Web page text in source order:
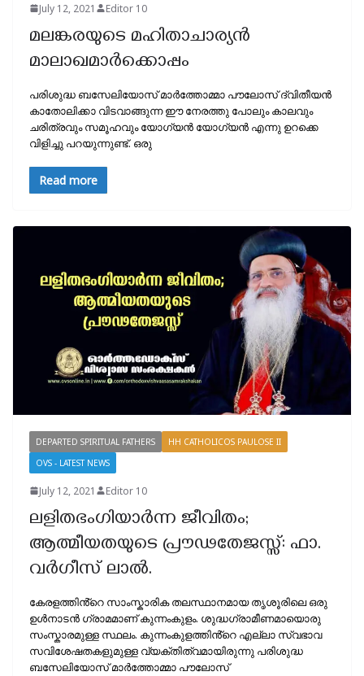
July 12, 2021 Editor 10
മലങ്കരയുടെ മഹിതാചാര്യൻ
മാലാഖമാർക്കൊപ്പം
പരിശുദ്ധ ബസേലിയോസ് മാർത്തോമ്മാ പൗലോസ് ദ്വിതീയൻ
കാതോലിക്കാ വിടവാങ്ങുന്ന ഈ നേരത്തു പോലും കാലവും
ചരിത്രവും സമൂഹവും യോഗ്യൻ യോഗ്യൻ എന്നു ഉറക്കെ
വിളിച്ചു പറയുന്നുണ്ട്. ഒരു
Read more
DEPARTED SPIRITUAL FATHERS
HH CATHOLICOS PAULOSE II
OVS - LATEST NEWS
July 12, 2021 Editor 10
ലളിതഭംഗിയാർന്ന ജീവിതം;
ആത്മീയതയുടെ പ്രൗഢതേജസ്സ്: ഫാ.
വർഗീസ് ലാൽ.
കേരളത്തിൻ്റെ സാംസ്കാരിക തലസ്ഥാനമായ തൃശൂരിലെ ഒരു
ഉൾനാടൻ ഗ്രാമമാണ് കുന്നംകുളം. ശുദ്ധഗ്രാമീണമായൊരു
സംസ്കാരമുള്ള സ്ഥലം. കുന്നംകുളത്തിൻ്റെ എല്ലാ സ്വഭാവ
സവിശേഷതകളുമുള്ള വ്യക്തിത്വമായിരുന്നു പരിശുദ്ധ
ബസേലിയോസ് മാർത്തോമ്മാ പൗലോസ്